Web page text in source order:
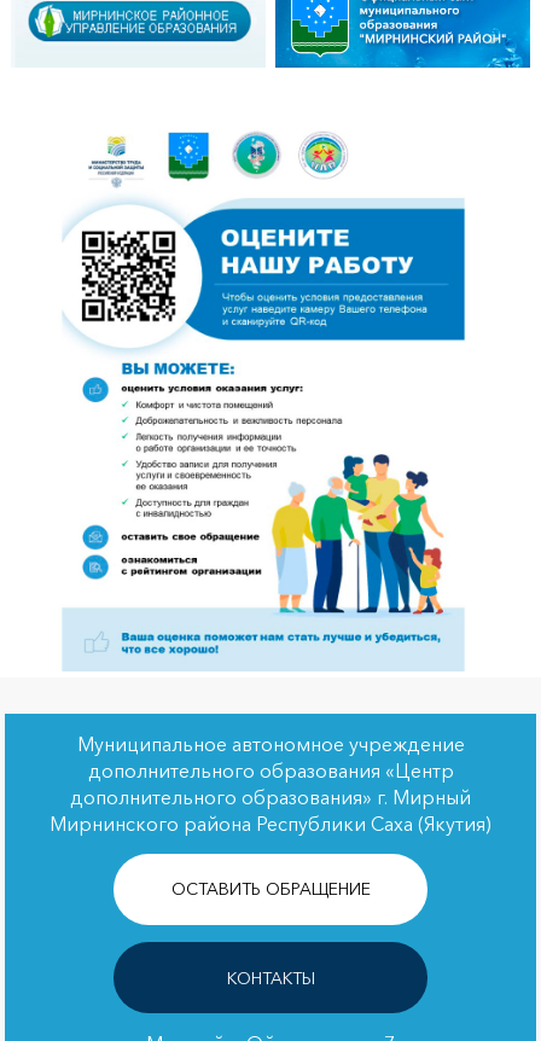
Муниципальное автономное учреждение
дополнительного образования «Центр
дополнительного образования» г. Мирный
Мирнинского района Республики Саха (Якутия)
ОСТАВИТЬ ОБРАЩЕНИЕ
КОНТАКТЫ